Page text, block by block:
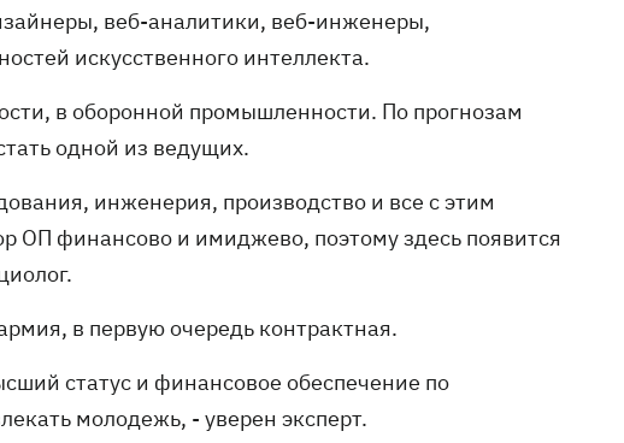
веб-аналитики, веб-инженеры,
искусственного интеллекта.
в оборонной промышленности. По прогнозам
одной из ведущих.
инженерия, производство и все с этим
ОП финансово и имиджево, поэтому здесь появится
в первую очередь контрактная.
статус и финансовое обеспечение по
молодежь, - уверен эксперт.